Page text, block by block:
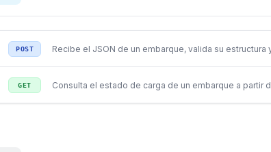
POST /embarques/v1/transferir
Recibe el JSON de un embarque, valida su
GET /embarques/v1/consultarEstado/{numeroTiquete}
Consulta el estado de carga de un embarque a partir